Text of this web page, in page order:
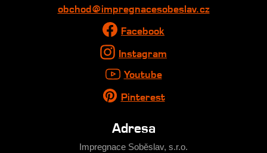
obchod@impregnacesobeslav.cz
Facebook
Instagram
Youtube
Pinterest
Adresa
Impregnace Soběslav, s.r.o.